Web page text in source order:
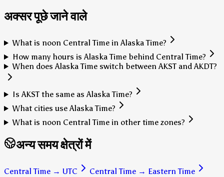
अक्सर पूछे जाने वाले
What is noon Central Time in Alaska Time?
How many hours is Alaska Time behind Central Time?
When does Alaska Time switch between AKST and AKDT?
Is AKST the same as Alaska Time?
What cities use Alaska Time?
What is noon Central Time in other time zones?
अन्य समय क्षेत्रों में
Central Time → UTC Central Time → Eastern Time